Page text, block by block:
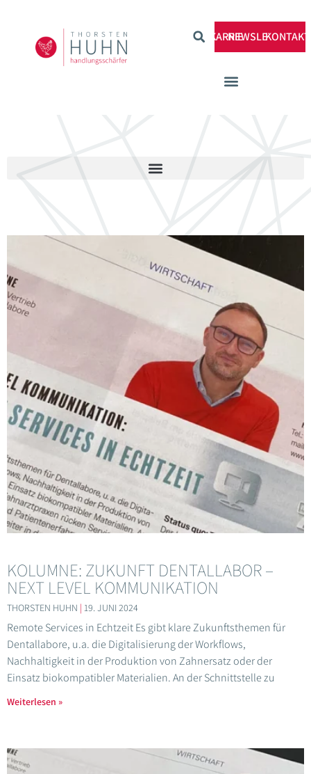
KARRIERE
NEWSLETTER
KONTAKT
KOLUMNE: ZUKUNFT DENTALLABOR –
NEXT LEVEL KOMMUNIKATION
THORSTEN HUHN 19. JUNI 2024
Remote Services in Echtzeit Es gibt klare Zukunftsthemen für
Dentallabore, u.a. die Digitalisierung der Workflows,
Nachhaltigkeit in der Produktion von Zahnersatz oder der
Einsatz biokompatibler Materialien. An der Schnittstelle zu
Weiterlesen »